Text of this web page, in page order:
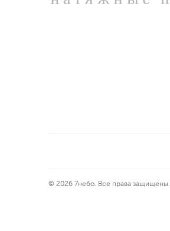
© 2026 7небо. Все права защищены.